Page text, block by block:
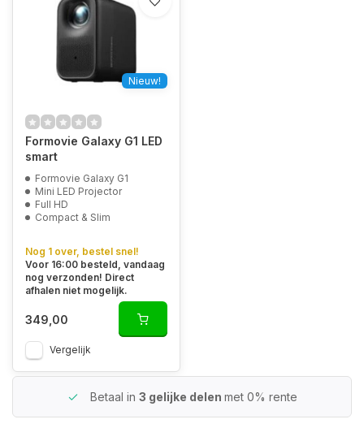
Nieuw!
Formovie Galaxy G1 LED
smart
Formovie Galaxy G1
Mini LED Projector
Full HD
Compact & Slim
Nog 1 over, bestel snel!
Voor 16:00 besteld, vandaag
nog verzonden! Direct
afhalen niet mogelijk.
349,00
Vergelijk
Betaal in 3 gelijke delen met 0% rente